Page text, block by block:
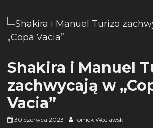
Shakira i Manuel
zachwycają w
Vacia”
30 czerwca 2023 Tomek Weclawski